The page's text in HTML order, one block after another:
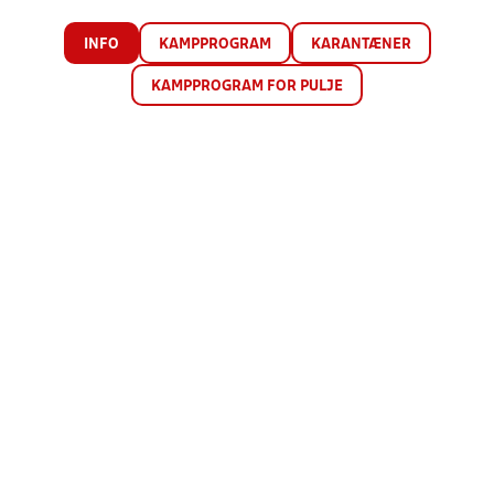
INFO KAMPPROGRAM KARANTÆNER
KAMPPROGRAM FOR PULJE